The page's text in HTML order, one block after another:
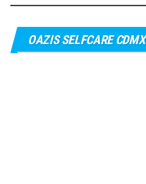
OAZIS SELFCARE CDMX